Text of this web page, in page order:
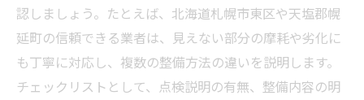
認しましょう。たとえば、北海道札幌市東区や天塩郡幌
延町の信頼できる業者は、見えない部分の摩耗や劣化に
も丁寧に対応し、複数の整備方法の違いを説明します。
チェックリストとして、点検説明の有無、整備内容の明